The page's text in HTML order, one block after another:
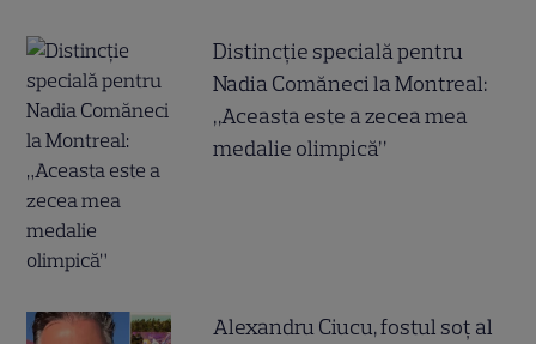
Distincție specială pentru
Nadia Comăneci la Montreal:
„Aceasta este a zecea mea
medalie olimpică”
Alexandru Ciucu, fostul soț al